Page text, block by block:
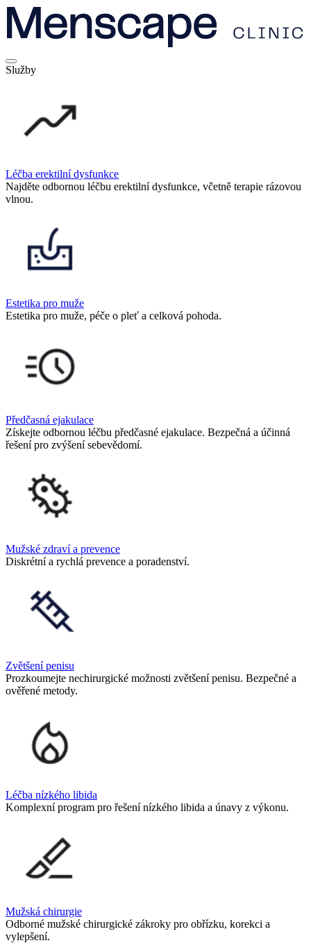
Služby
Léčba erektilní dysfunkce
Najděte odbornou léčbu erektilní dysfunkce, včetně terapie rázovou
vlnou.
Estetika pro muže
Estetika pro muže, péče o pleť a celková pohoda.
Předčasná ejakulace
Získejte odbornou léčbu předčasné ejakulace. Bezpečná a účinná
řešení pro zvýšení sebevědomí.
Mužské zdraví a prevence
Diskrétní a rychlá prevence a poradenství.
Zvětšení penisu
Prozkoumejte nechirurgické možnosti zvětšení penisu. Bezpečné a
ověřené metody.
Léčba nízkého libida
Komplexní program pro řešení nízkého libida a únavy z výkonu.
Mužská chirurgie
Odborné mužské chirurgické zákroky pro obřízku, korekci a
vylepšení.